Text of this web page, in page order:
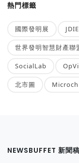
熱門標籤
國際發明展
世界發明智慧財產聯
SocialLab
北市圖
NEWSBUFFET 新聞